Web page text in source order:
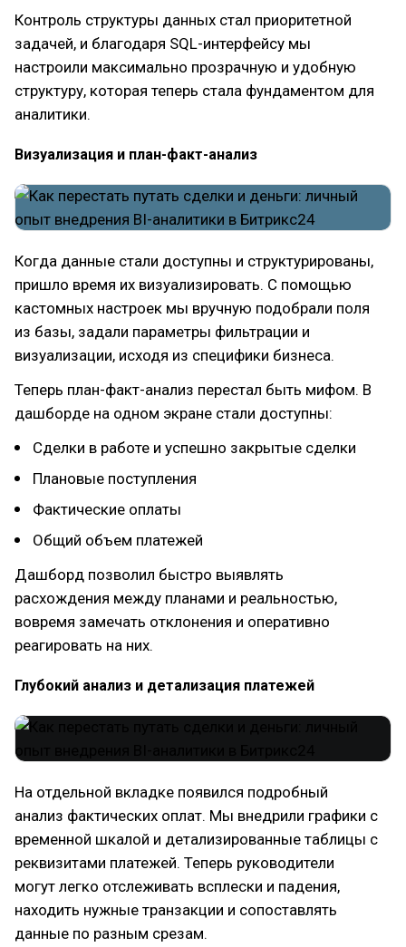
Контроль структуры данных стал приоритетной
задачей, и благодаря SQL-интерфейсу мы
настроили максимально прозрачную и удобную
структуру, которая теперь стала фундаментом для
аналитики.
Визуализация и план-факт-анализ
Когда данные стали доступны и структурированы,
пришло время их визуализировать. С помощью
кастомных настроек мы вручную подобрали поля
из базы, задали параметры фильтрации и
визуализации, исходя из специфики бизнеса.
Теперь план-факт-анализ перестал быть мифом. В
дашборде на одном экране стали доступны:
Сделки в работе и успешно закрытые сделки
Плановые поступления
Фактические оплаты
Общий объем платежей
Дашборд позволил быстро выявлять
расхождения между планами и реальностью,
вовремя замечать отклонения и оперативно
реагировать на них.
Глубокий анализ и детализация платежей
На отдельной вкладке появился подробный
анализ фактических оплат. Мы внедрили графики с
временной шкалой и детализированные таблицы с
реквизитами платежей. Теперь руководители
могут легко отслеживать всплески и падения,
находить нужные транзакции и сопоставлять
данные по разным срезам.